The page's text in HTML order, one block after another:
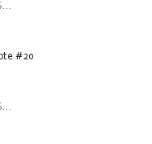
#20